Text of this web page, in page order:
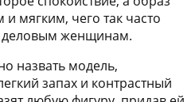
мягким, чего так часто
деловым женщинам.
назвать модель,
запах и контрастный